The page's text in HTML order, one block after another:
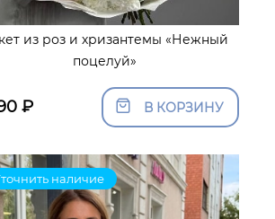
из роз и хризантемы «Нежный
поцелуй»
₽ В КОРЗИНУ
наличие